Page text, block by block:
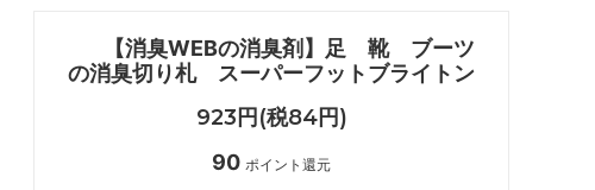
【消臭WEBの消臭剤】足 靴 ブーツ
の消臭切り札 スーパーフットブライトン
923円(税84円)
90 ポイント還元